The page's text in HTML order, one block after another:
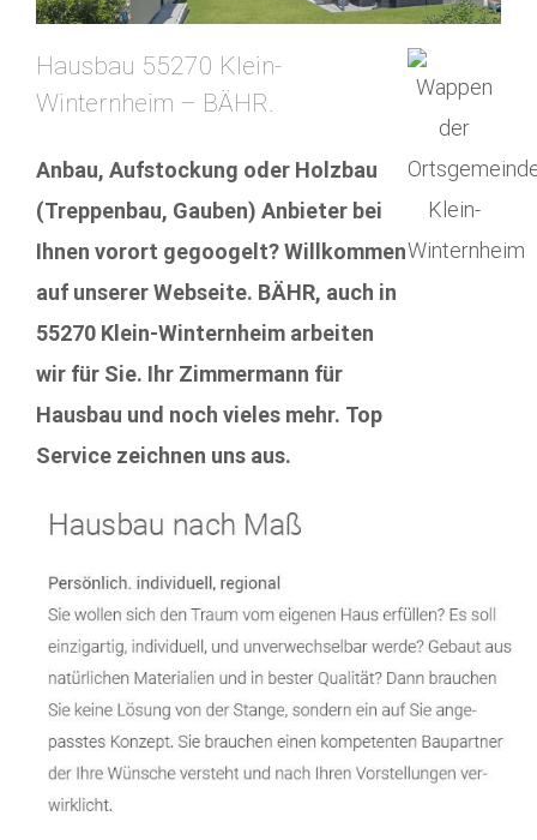
Hausbau 55270 Klein-
Winternheim – BÄHR.
Anbau, Aufstockung oder Holzbau
(Treppenbau, Gauben) Anbieter bei
Ihnen vorort gegoogelt? Willkommen
auf unserer Webseite. BÄHR, auch in
55270 Klein-Winternheim arbeiten
wir für Sie. Ihr Zimmermann für
Hausbau und noch vieles mehr. Top
Service zeichnen uns aus.